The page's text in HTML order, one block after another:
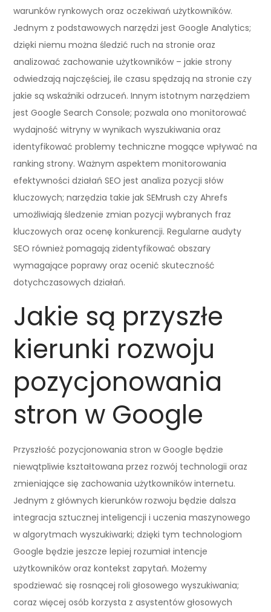
warunków rynkowych oraz oczekiwań użytkowników.
Jednym z podstawowych narzędzi jest Google Analytics;
dzięki niemu można śledzić ruch na stronie oraz
analizować zachowanie użytkowników – jakie strony
odwiedzają najczęściej, ile czasu spędzają na stronie czy
jakie są wskaźniki odrzuceń. Innym istotnym narzędziem
jest Google Search Console; pozwala ono monitorować
wydajność witryny w wynikach wyszukiwania oraz
identyfikować problemy techniczne mogące wpływać na
ranking strony. Ważnym aspektem monitorowania
efektywności działań SEO jest analiza pozycji słów
kluczowych; narzędzia takie jak SEMrush czy Ahrefs
umożliwiają śledzenie zmian pozycji wybranych fraz
kluczowych oraz ocenę konkurencji. Regularne audyty
SEO również pomagają zidentyfikować obszary
wymagające poprawy oraz ocenić skuteczność
dotychczasowych działań.
Jakie są przyszłe
kierunki rozwoju
pozycjonowania
stron w Google
Przyszłość pozycjonowania stron w Google będzie
niewątpliwie kształtowana przez rozwój technologii oraz
zmieniające się zachowania użytkowników internetu.
Jednym z głównych kierunków rozwoju będzie dalsza
integracja sztucznej inteligencji i uczenia maszynowego
w algorytmach wyszukiwarki; dzięki tym technologiom
Google będzie jeszcze lepiej rozumiał intencje
użytkowników oraz kontekst zapytań. Możemy
spodziewać się rosnącej roli głosowego wyszukiwania;
coraz więcej osób korzysta z asystentów głosowych